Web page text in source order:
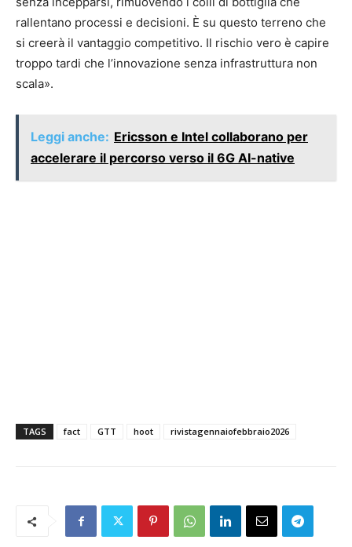
rallentano processi e decisioni. È su questo terreno che
si creerà il vantaggio competitivo. Il rischio vero è capire
troppo tardi che l’innovazione senza infrastruttura non
scala».
Leggi anche: Ericsson e Intel collaborano per
accelerare il percorso verso il 6G AI-native
TAGS fact GTT hoot rivistagennaiofebbraio2026